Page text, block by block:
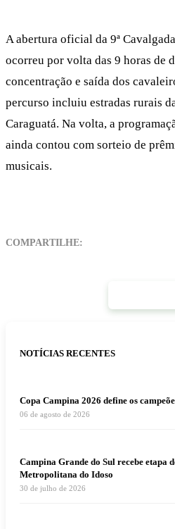
A abertura oficial da 9ª
ocorreu por volta das 9 horas de
concentração e saída dos
percurso incluiu estradas rurais
Caraguatá. Na volta, a
ainda contou com sorteio de
musicais.
COMPARTILHE:
NOTÍCIAS RECENTES
Copa Campina 2026 define os
06 de agosto de 2026
Campina Grande do Sul recebe etapa
Metropolitana do Idoso
30 de julho de 2026